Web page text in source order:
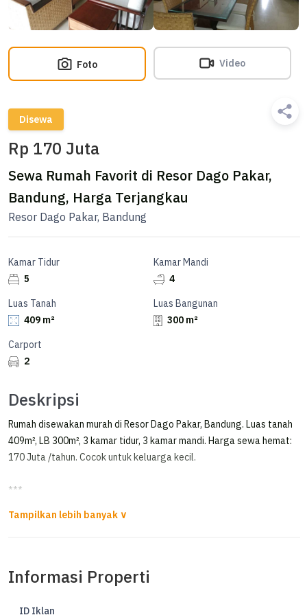
Foto Video
Disewa
Rp 170 Juta
Sewa Rumah Favorit di Resor Dago Pakar,
Bandung, Harga Terjangkau
Resor Dago Pakar, Bandung
Kamar Tidur
5
Kamar Mandi
4
Luas Tanah
409 m²
Luas Bangunan
300 m²
Carport
2
Deskripsi
Rumah disewakan murah di Resor Dago Pakar, Bandung. Luas tanah
409m², LB 300m², 3 kamar tidur, 3 kamar mandi. Harga sewa hemat:
170 Juta /tahun. Cocok untuk keluarga kecil.
***
Rumah Lux dan Mewah Fully Furnish di Resort Dago Pakar
Ready Agustus 2026
Informasi Properti
ID Iklan